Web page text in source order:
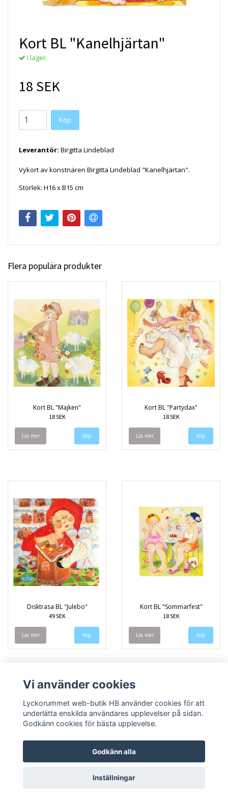
Kort BL "Kanelhjärtan"
I lager.
18 SEK
Köp
Leverantör: Birgitta Lindeblad
Vykort av konstnären Birgitta Lindeblad "Kanelhjärtan".
Storlek: H16 x B15 cm
Flera populära produkter
Kort BL "Majken"
18 SEK
Läs mer
Kort BL "Partydax"
18 SEK
Läs mer
Disktrasa BL "Julebo"
49 SEK
Läs mer
Kort BL "Sommarfest"
18 SEK
Läs mer
© Copyright 2026 Lyckorummet web-butik HB
Vi använder cookies
Lyckorummet web-butik HB använder cookies för att
underlätta enskilda användares upplevelser på sidan.
Godkänn cookies för bästa upplevelse.
Godkänn alla
Inställningar